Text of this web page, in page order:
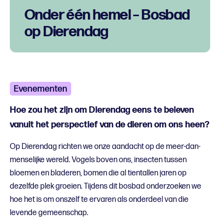
Onder één hemel – Bosbad
op Dierendag
Evenementen
Hoe zou het zijn om Dierendag eens te beleven
vanuit het perspectief van de dieren om ons heen?
Op Dierendag richten we onze aandacht op de meer-dan-
menselijke wereld. Vogels boven ons, insecten tussen
bloemen en bladeren, bomen die al tientallen jaren op
dezelfde plek groeien. Tijdens dit bosbad onderzoeken we
hoe het is om onszelf te ervaren als onderdeel van die
levende gemeenschap.